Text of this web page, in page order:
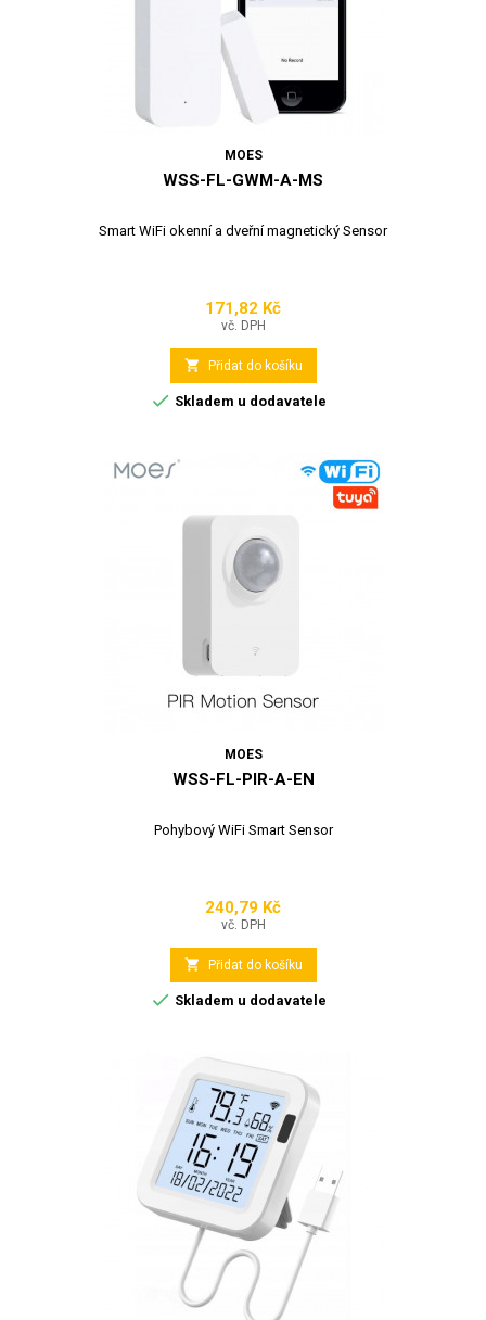
MOES
WSS-FL-GWM-A-MS
Smart WiFi okenní a dveřní magnetický Sensor
Cena
171,82 Kč
vč. DPH
 Přidat do košíku
 Skladem u dodavatele
MOES
WSS-FL-PIR-A-EN
Pohybový WiFi Smart Sensor
Cena
240,79 Kč
vč. DPH
 Přidat do košíku
 Skladem u dodavatele